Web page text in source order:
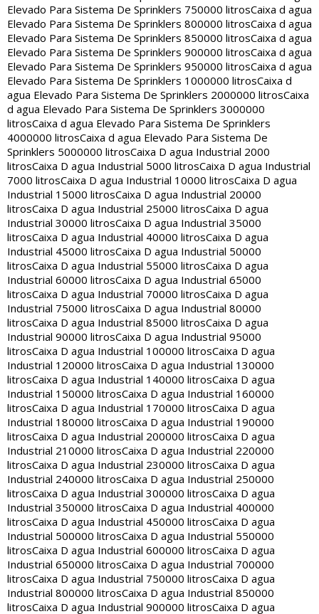
Elevado Para Sistema De Sprinklers 750000 litrosCaixa d agua
Elevado Para Sistema De Sprinklers 800000 litrosCaixa d agua
Elevado Para Sistema De Sprinklers 850000 litrosCaixa d agua
Elevado Para Sistema De Sprinklers 900000 litrosCaixa d agua
Elevado Para Sistema De Sprinklers 950000 litrosCaixa d agua
Elevado Para Sistema De Sprinklers 1000000 litrosCaixa d
agua Elevado Para Sistema De Sprinklers 2000000 litrosCaixa
d agua Elevado Para Sistema De Sprinklers 3000000
litrosCaixa d agua Elevado Para Sistema De Sprinklers
4000000 litrosCaixa d agua Elevado Para Sistema De
Sprinklers 5000000 litrosCaixa D agua Industrial 2000
litrosCaixa D agua Industrial 5000 litrosCaixa D agua Industrial
7000 litrosCaixa D agua Industrial 10000 litrosCaixa D agua
Industrial 15000 litrosCaixa D agua Industrial 20000
litrosCaixa D agua Industrial 25000 litrosCaixa D agua
Industrial 30000 litrosCaixa D agua Industrial 35000
litrosCaixa D agua Industrial 40000 litrosCaixa D agua
Industrial 45000 litrosCaixa D agua Industrial 50000
litrosCaixa D agua Industrial 55000 litrosCaixa D agua
Industrial 60000 litrosCaixa D agua Industrial 65000
litrosCaixa D agua Industrial 70000 litrosCaixa D agua
Industrial 75000 litrosCaixa D agua Industrial 80000
litrosCaixa D agua Industrial 85000 litrosCaixa D agua
Industrial 90000 litrosCaixa D agua Industrial 95000
litrosCaixa D agua Industrial 100000 litrosCaixa D agua
Industrial 120000 litrosCaixa D agua Industrial 130000
litrosCaixa D agua Industrial 140000 litrosCaixa D agua
Industrial 150000 litrosCaixa D agua Industrial 160000
litrosCaixa D agua Industrial 170000 litrosCaixa D agua
Industrial 180000 litrosCaixa D agua Industrial 190000
litrosCaixa D agua Industrial 200000 litrosCaixa D agua
Industrial 210000 litrosCaixa D agua Industrial 220000
litrosCaixa D agua Industrial 230000 litrosCaixa D agua
Industrial 240000 litrosCaixa D agua Industrial 250000
litrosCaixa D agua Industrial 300000 litrosCaixa D agua
Industrial 350000 litrosCaixa D agua Industrial 400000
litrosCaixa D agua Industrial 450000 litrosCaixa D agua
Industrial 500000 litrosCaixa D agua Industrial 550000
litrosCaixa D agua Industrial 600000 litrosCaixa D agua
Industrial 650000 litrosCaixa D agua Industrial 700000
litrosCaixa D agua Industrial 750000 litrosCaixa D agua
Industrial 800000 litrosCaixa D agua Industrial 850000
litrosCaixa D agua Industrial 900000 litrosCaixa D agua